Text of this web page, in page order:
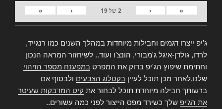
«
‹
2של19
›
»
ג'יפ ייצרו דגמים וחבילות מיוחדות במהלך השנים כמו רנגייד,
לרדו, גולדן-איגל ג'מבורי, הונצ'ו ועוד.. לשיחזור המראה הנכון
וחתימת שיפוץ הג'יפ בדוק את המפרט במפענח מספר הזיהוי
שלנו,לאחר מכן תוכל לעיין בקטלוג הצבעים ולבסוף אם
ברשותך חבילה מיוחדת תוכל לבחור את קיט המדבקות שעיטר
את הג'יפ שלך כשירד מפס הייצור לפני כמה עשורים..